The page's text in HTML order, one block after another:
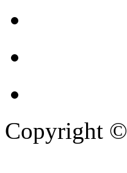
Copyright ©